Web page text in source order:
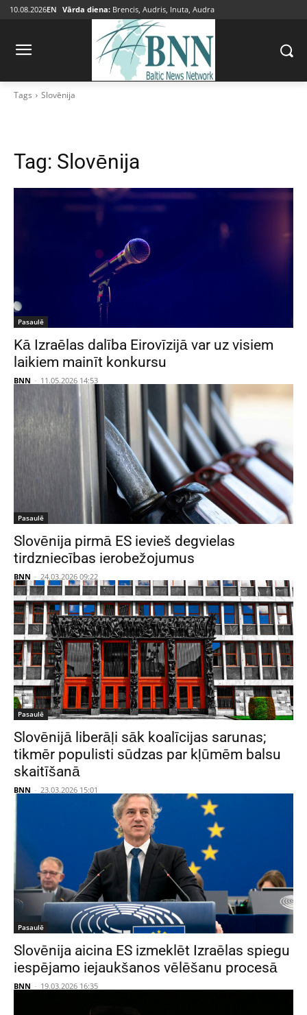
10.08.2026EN Vārda diena: Brencis, Audris, Inuta, Audra
Tags Slovēnija
Tag: Slovēnija
Pasaulē
Kā Izraēlas dalība Eirovīzijā var uz visiem
laikiem mainīt konkursu
BNN - 11.05.2026 14:53
Pasaulē
Slovēnija pirmā ES ievieš degvielas
tirdzniecības ierobežojumus
BNN - 24.03.2026 09:22
Pasaulē
Slovēnijā liberāļi sāk koalīcijas sarunas;
tikmēr populisti sūdzas par kļūmēm balsu
skaitīšanā
BNN - 23.03.2026 15:01
Pasaulē
Slovēnija aicina ES izmeklēt Izraēlas spiegu
iespējamo iejaukšanos vēlēšanu procesā
BNN - 19.03.2026 16:35